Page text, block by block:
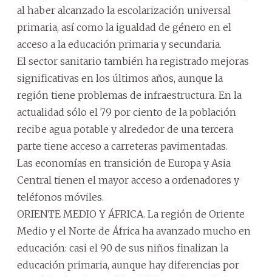
al haber alcanzado la escolarización universal
primaria, así como la igualdad de género en el
acceso a la educación primaria y secundaria.
El sector sanitario también ha registrado mejoras
significativas en los últimos años, aunque la
región tiene problemas de infraestructura. En la
actualidad sólo el 79 por ciento de la población
recibe agua potable y alrededor de una tercera
parte tiene acceso a carreteras pavimentadas.
Las economías en transición de Europa y Asia
Central tienen el mayor acceso a ordenadores y
teléfonos móviles.
ORIENTE MEDIO Y ÁFRICA. La región de Oriente
Medio y el Norte de África ha avanzado mucho en
educación: casi el 90 de sus niños finalizan la
educación primaria, aunque hay diferencias por